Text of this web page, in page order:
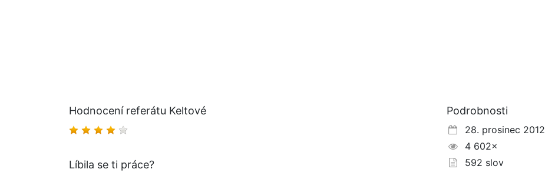
Hodnocení referátu Keltové
Líbila se ti práce?
Podrobnosti
28. prosinec 2012
4 602×
592 slov